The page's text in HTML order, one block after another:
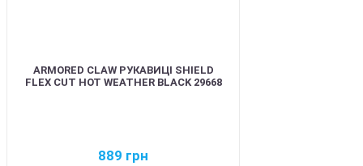
ARMORED CLAW РУКАВИЦІ SHIELD
FLEX CUT HOT WEATHER BLACK 29668
889 грн